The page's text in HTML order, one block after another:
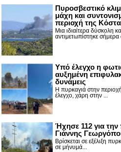
Πυροσβεστικό
μάχη και
περιοχή της
Μια ιδιαίτερα δύσκολη
αντιμετωπίστηκε σήμερα
Υπό έλεγχο η
αυξημένη
δυνάμεις
Η πυρκαγιά στην
έλεγχο, χάρη στην ...
Ήχησε 112 για την
Γιάννης
Βρίσκεται σε εξέλιξη
σε μήνυμά...